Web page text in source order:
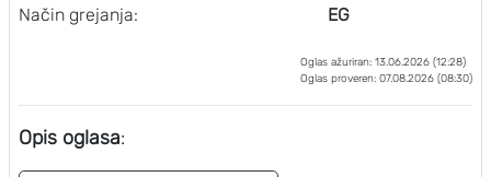
Način grejanja:
EG
Oglas ažuriran: 13.06.2026 (12:28)
Oglas proveren: 07.08.2026 (08:30)
Opis oglasa: